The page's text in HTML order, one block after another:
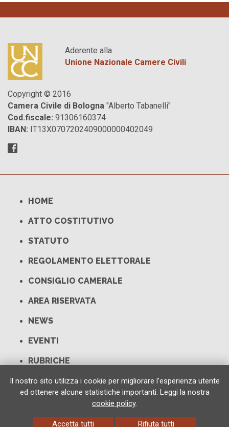
Aderente alla
Unione Nazionale Camere Civili
Copyright © 2016
Camera Civile di Bologna "Alberto Tabanelli"
Cod.fiscale: 91306160374
IBAN: IT13X0707202409000000402049
HOME
ATTO COSTITUTIVO
STATUTO
REGOLAMENTO ELETTORALE
CONSIGLIO CAMERALE
AREA RISERVATA
NEWS
EVENTI
RUBRICHE
LINK UTILI
Il nostro sito utilizza i cookie per migliorare l’esperienza utente
ed ottenere alcune statistiche importanti. Leggi la nostra
cookie policy.
Accetta tutti Rifiuta tutti